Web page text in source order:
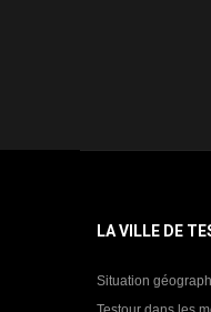
LA VILLE DE
Situation